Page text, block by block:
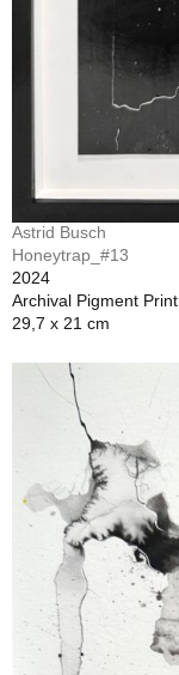
Astrid Busch
Honeytrap_#13
2024
Archival Pigment
29,7 x 21 cm